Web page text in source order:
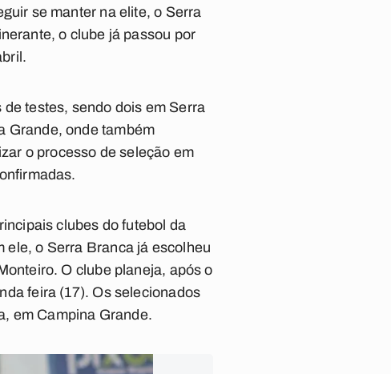
se manter na elite, o Serra
o clube já passou por
testes, sendo dois em Serra
Grande, onde também
o processo de seleção em
clubes do futebol da
ele, o Serra Branca já escolheu
O clube planeja, após o
feira (17). Os selecionados
em Campina Grande.